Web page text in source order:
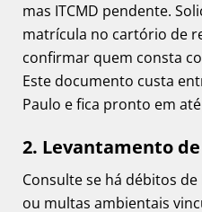
mas ITCMD pendente.
matrícula no cartório de
confirmar quem consta
Este documento custa
Paulo e fica pronto em
2. Levantamento
Consulte se há débitos
ou multas ambientais